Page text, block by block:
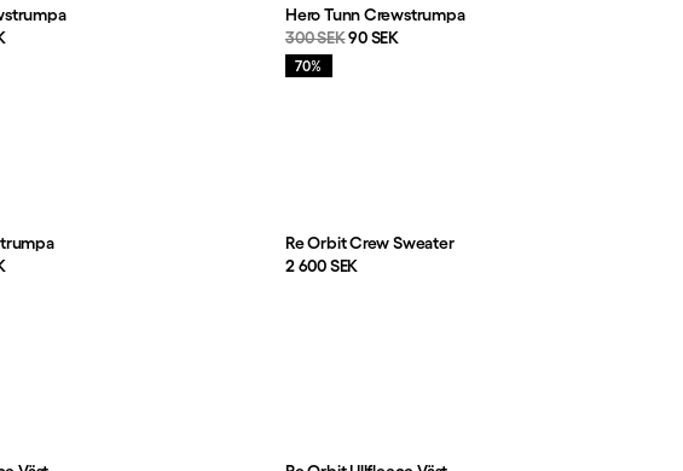
:
Hero Tunn Crewstrumpa
Originalpris:
300 SEKReapris
90 SEK
Rea:
70%
:
Re Orbit Crew Sweater
Pris:
2 600 SEK